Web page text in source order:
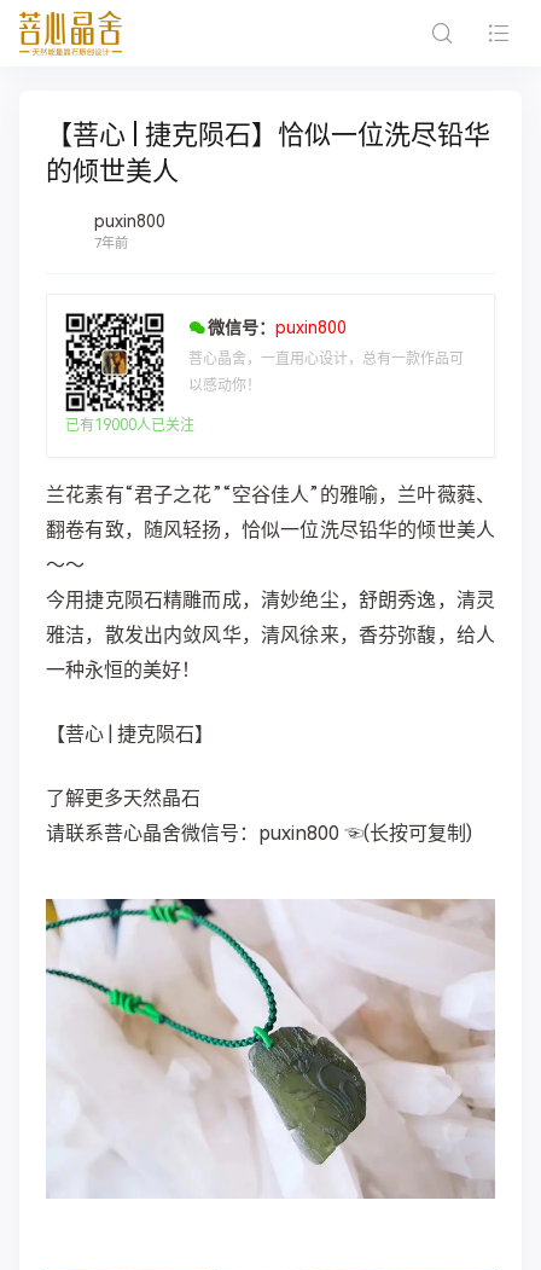
【菩心 | 捷克陨石】恰似一位洗尽铅华
的倾世美人
puxin800
7年前
微信号： puxin800
菩心晶舍，一直用心设计，总有一款作品可
以感动你！
已有19000人已关注
兰花素有“君子之花”“空谷佳人”的雅喻，兰叶薇蕤、
翻卷有致，随风轻扬，恰似一位洗尽铅华的倾世美人
～～
今用捷克陨石精雕而成，清妙绝尘，舒朗秀逸，清灵
雅洁，散发出内敛风华，清风徐来，香芬弥馥，给人
一种永恒的美好！
【菩心 | 捷克陨石】
了解更多天然晶石
请联系菩心晶舍微信号：puxin800 ☜(长按可复制)